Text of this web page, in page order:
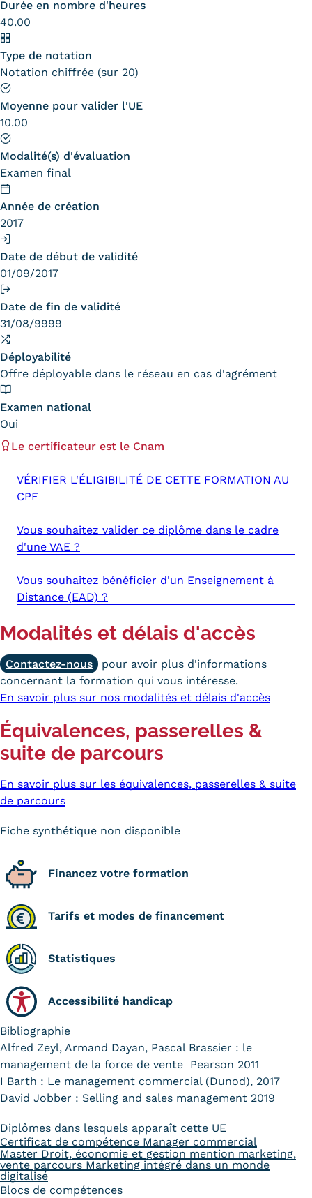
Modalités de financement
Former ses salariés
Taxe d'apprentissage
Infos enseignants
Infos partenaires
Communication
Prospect
Durée en nombre d'heures
40.00
Type de notation
Notation chiffrée (sur 20)
Moyenne pour valider l'UE
10.00
Modalité(s) d'évaluation
Examen final
Année de création
2017
Date de début de validité
01/09/2017
Date de fin de validité
31/08/9999
Déployabilité
Offre déployable dans le réseau en cas d'agrément
Examen national
Oui
Le certificateur est le Cnam
VÉRIFIER L'ÉLIGIBILITÉ DE CETTE FORMATION AU
CPF
Vous souhaitez valider ce diplôme dans le cadre
d'une VAE ?
Vous souhaitez bénéficier d'un Enseignement à
Distance (EAD) ?
Modalités et délais d'accès
Contactez-nous
pour avoir plus d'informations
concernant la formation qui vous intéresse.
En savoir plus sur nos modalités et délais d'accès
Équivalences, passerelles &
suite de parcours
En savoir plus sur les équivalences, passerelles & suite
de parcours
Fiche synthétique non disponible
Financez votre formation
Tarifs et modes de financement
Statistiques
Accessibilité handicap
Bibliographie
Alfred Zeyl, Armand Dayan, Pascal Brassier : le
management de la force de vente  Pearson 2011
I Barth : Le management commercial (Dunod), 2017
David Jobber : Selling and sales management 2019
Diplômes dans lesquels apparaît cette UE
Certificat de compétence Manager commercial
Master Droit, économie et gestion mention marketing,
vente parcours Marketing intégré dans un monde
digitalisé
Blocs de compétences